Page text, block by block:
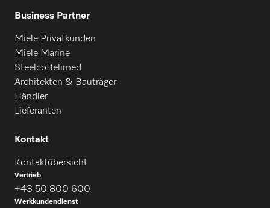
Business Partner
Miele Privatkunden
Miele Marine
SteelcoBelimed
Architekten & Bauträger
Händler
Lieferanten
Kontakt
Kontaktübersicht
Vertrieb
+43 50 800 600
Werkkundendienst